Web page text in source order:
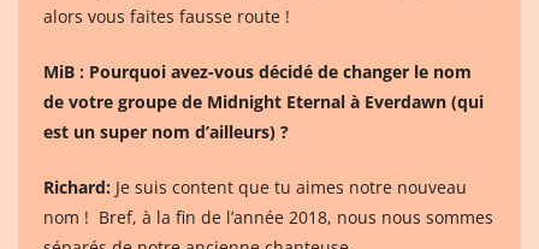
alors vous faites fausse route !
MiB : Pourquoi avez-vous décidé de changer le nom
de votre groupe de Midnight Eternal à Everdawn (qui
est un super nom d’ailleurs) ?
Richard: Je suis content que tu aimes notre nouveau
nom ! Bref, à la fin de l’année 2018, nous nous sommes